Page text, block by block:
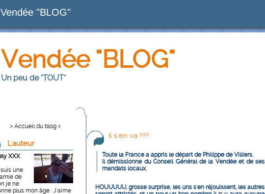
Vendée "BLOG"
Vendée "BLOG"
Un peu de "TOUT"
> Accueil du blog <
L'auteur
XXX
une
de
je ne
plus mon âge . J'aime
il s'en va !!!!!
Toute la France a appris le départ de Philippe de Villiers.
Il démissionne du Conseil Général de la Vendée et de ses
mandats locaux.
HOUUUUU, grosse surprise, les uns s'en réjouissent, les autres